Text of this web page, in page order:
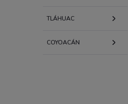
TLÁHUAC
COYOACÁN